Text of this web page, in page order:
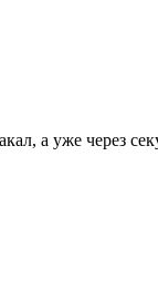
а уже через